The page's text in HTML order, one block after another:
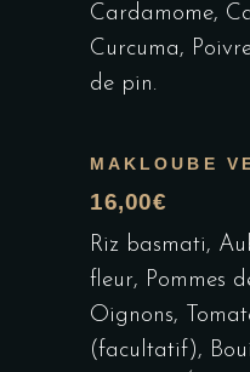
Cardamome,
Curcuma,
de pin.
MAKLOUBE
16,00€
Riz basmati,
fleur, Pommes
Oignons,
(facultatif),